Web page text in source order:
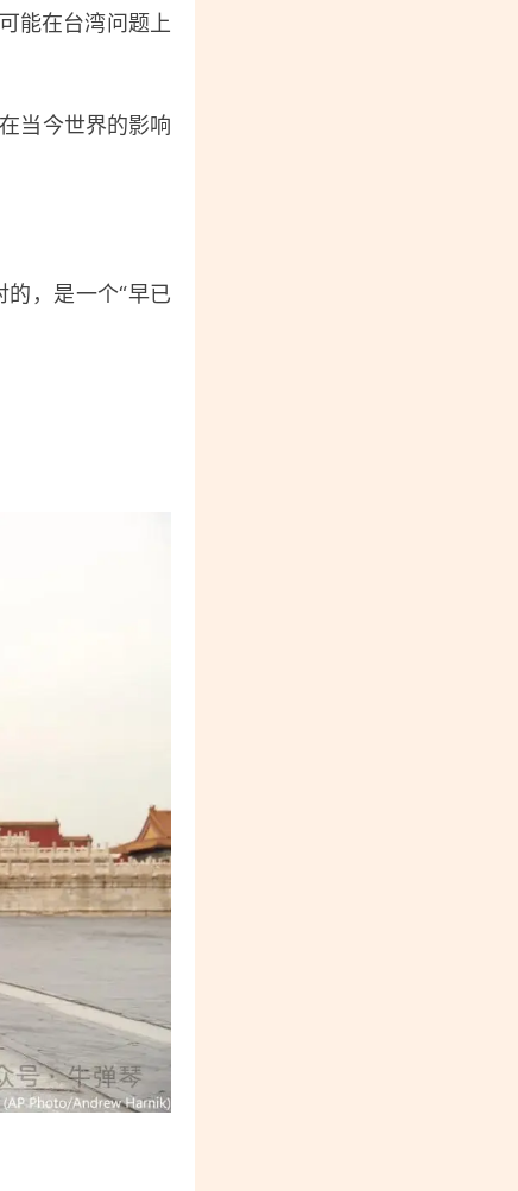
能在台湾问题上
当今世界的影响
，是一个“早已